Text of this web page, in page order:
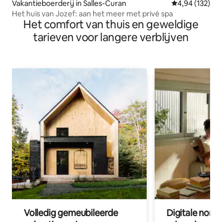
Vakantieboerderij in Salles-Curan Gemiddelde
4,94 (132)
Het huis van Jozef: aan het meer met privé spa
Het comfort van thuis en geweldige
tarieven voor langere verblijven
Volledig gemeubileerde
Digitale